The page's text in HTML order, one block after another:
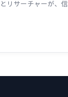
リサーチャーが、信